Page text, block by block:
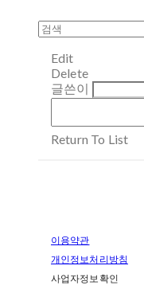
Edit
Delete
글쓴이
Return To List
이용약관
개인정보처리방침
사업자정보확인